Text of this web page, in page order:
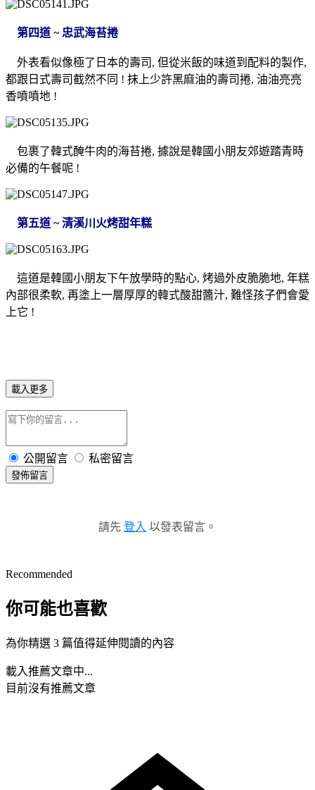
第四道 ~ 忠武海苔捲
外表看似像極了日本的壽司, 但從米飯的味道到配料的製作,
都跟日式壽司截然不同 ! 抹上少許黑麻油的壽司捲, 油油亮亮
香噴噴地 !
包裹了韓式醃牛肉的海苔捲, 據說是韓國小朋友郊遊踏青時
必備的午餐呢 !
第五道 ~ 清溪川火烤甜年糕
這道是韓國小朋友下午放學時的點心, 烤過外皮脆脆地, 年糕
內部很柔軟, 再塗上一層厚厚的韓式酸甜醬汁, 難怪孩子們會愛
上它 !
載入更多
公開留言 私密留言
發佈留言
請先 登入 以發表留言。
Recommended
你可能也喜歡
為你精選 3 篇值得延伸閱讀的內容
載入推薦文章中...
目前沒有推薦文章